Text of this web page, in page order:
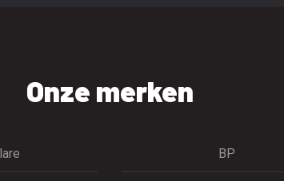
Onze merken
BP